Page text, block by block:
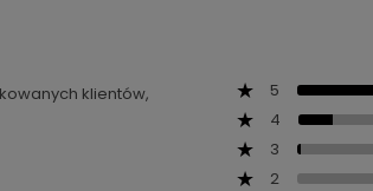
klientów,
5
4
3
2